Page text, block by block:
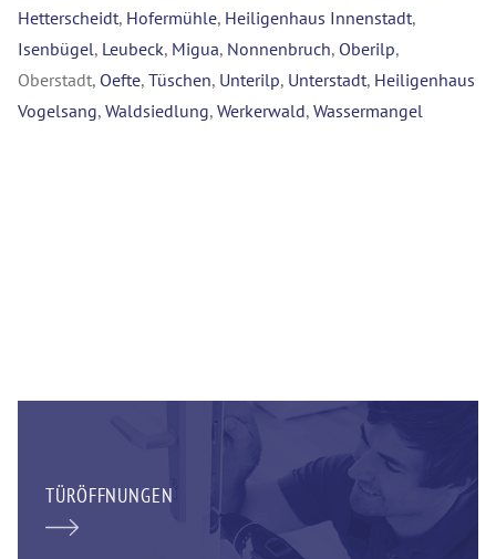
Hetterscheidt, Hofermühle, Heiligenhaus Innenstadt,
Isenbügel, Leubeck, Migua, Nonnenbruch, Oberilp,
Oberstadt, Oefte, Tüschen, Unterilp, Unterstadt, Heiligenhaus
Vogelsang, Waldsiedlung, Werkerwald, Wassermangel
TÜRÖFFNUNGEN